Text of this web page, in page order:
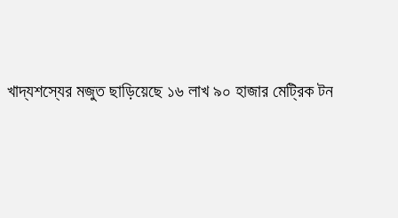
খাদ্যশস্যের মজুত ছাড়িয়েছে ১৬ লাখ ৯০ হাজার মেট্রিক টন